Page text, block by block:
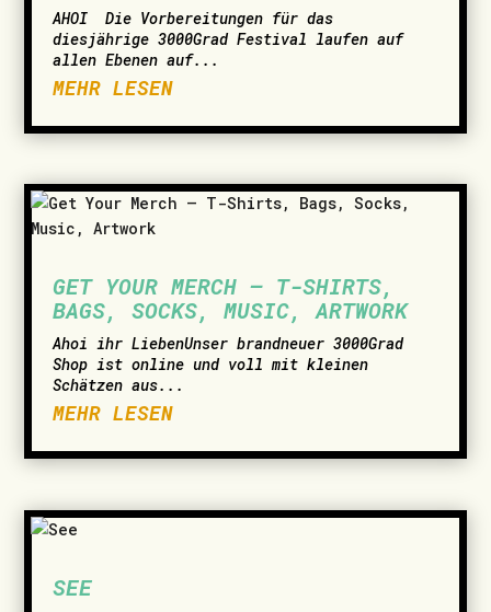
AHOI ­ Die Vorbereitungen für das
diesjährige 3000Grad Festival laufen auf
allen Ebenen auf...
MEHR LESEN
GET YOUR MERCH – T-SHIRTS,
BAGS, SOCKS, MUSIC, ARTWORK
­Ahoi ihr LiebenUnser brandneuer 3000Grad
Shop ist online und voll mit kleinen
Schätzen aus...
MEHR LESEN
SEE